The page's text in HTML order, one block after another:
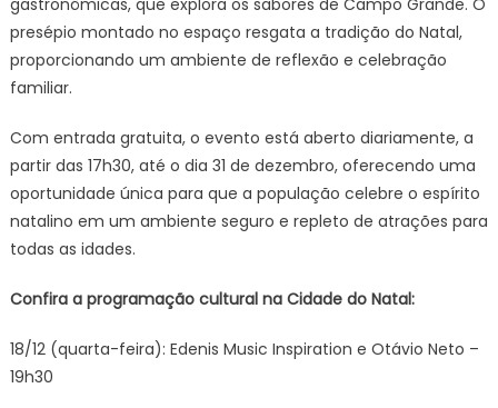
gastronômicas, que explora os sabores de Campo Grande. O
presépio montado no espaço resgata a tradição do Natal,
proporcionando um ambiente de reflexão e celebração
familiar.
Com entrada gratuita, o evento está aberto diariamente, a
partir das 17h30, até o dia 31 de dezembro, oferecendo uma
oportunidade única para que a população celebre o espírito
natalino em um ambiente seguro e repleto de atrações para
todas as idades.​​
Confira a programação cultural na Cidade do Natal:
18/12 (quarta-feira): Edenis Music Inspiration e Otávio Neto –
19h30